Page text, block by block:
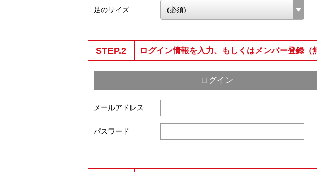
足のサイズ
STEP.2 ログイン情報を入力、もしくはメンバー登録（
ログイン
メールアドレス
パスワード